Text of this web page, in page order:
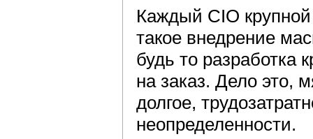
Каждый CIO
такое внедрение
будь то разработка
на заказ. Дело это,
долгое,
неопределенности.